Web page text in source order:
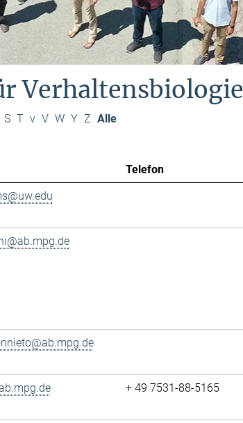
Verhaltensbiologie
S T v V W Y Z Alle
Telefon
+ 49 7531-88-5165